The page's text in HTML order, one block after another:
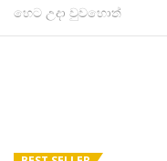
හෙට උදා වුවහොත්